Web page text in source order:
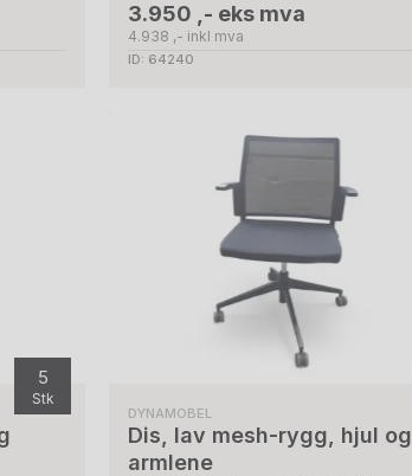
3.950 ,- eks mva
4.938 ,- inkl mva
ID: 64240
5
Stk
DYNAMOBEL
Dis, lav mesh-rygg, hjul og
armlene